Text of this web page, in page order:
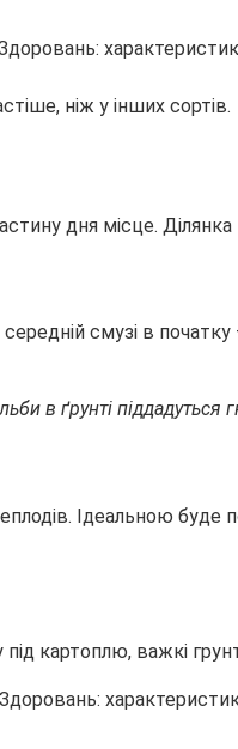
ніж у інших сортів.
дня місце.
смузі в
в ґрунті піддадуться
Ідеальною буде
картоплю, важкі